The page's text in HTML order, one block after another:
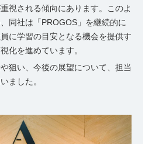
視される傾向にあります。このよ
同社は「PROGOS 」を継続的に
に学習の目安となる機会を提供す
化を進めています。
狙い、今後の展望について、担当
ました。